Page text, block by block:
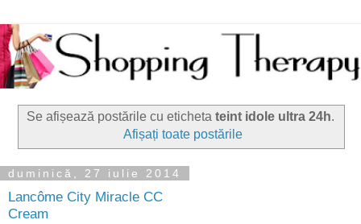
Se afișează postările cu eticheta teint idole ultra 24h.
Afișați toate postările
duminică, 27 iulie 2014
Lancôme City Miracle CC
Cream